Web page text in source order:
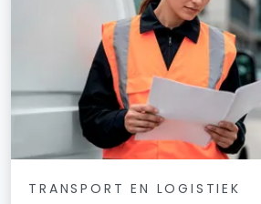
TRANSPORT EN LOGISTIEK